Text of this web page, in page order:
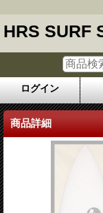
HRS SURF
ログイン
商品詳細